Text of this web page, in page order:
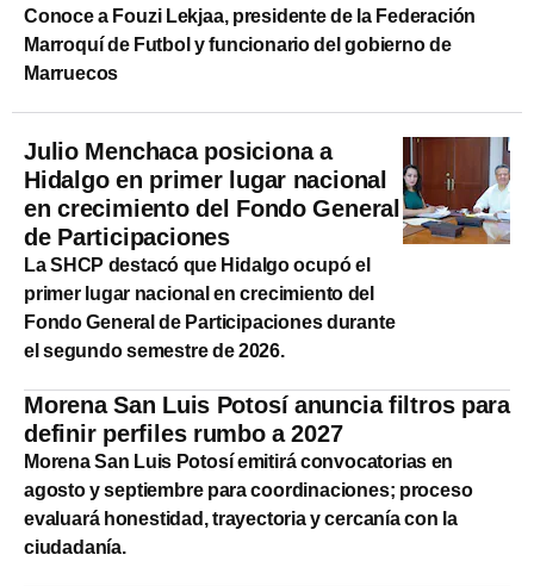
Conoce a Fouzi Lekjaa, presidente de la Federación
Marroquí de Futbol y funcionario del gobierno de
Marruecos
Julio Menchaca posiciona a
Hidalgo en primer lugar nacional
en crecimiento del Fondo General
de Participaciones
La SHCP destacó que Hidalgo ocupó el
primer lugar nacional en crecimiento del
Fondo General de Participaciones durante
el segundo semestre de 2026.
Morena San Luis Potosí anuncia filtros para
definir perfiles rumbo a 2027
Morena San Luis Potosí emitirá convocatorias en
agosto y septiembre para coordinaciones; proceso
evaluará honestidad, trayectoria y cercanía con la
ciudadanía.